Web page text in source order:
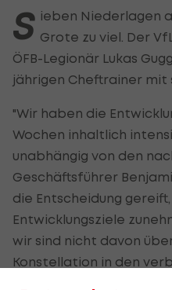
S ieben Niederlagen
Grote zu viel. Der
ÖFB-Legionär Lukas
jährigen Cheftrainer mit
"Wir haben die
Wochen inhaltlich
unabhängig von den
Geschäftsführer
die Entscheidung
Entwicklungsziele
wir sind nicht davon
Konstellation in den